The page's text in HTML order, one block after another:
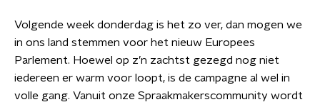
Volgende week donderdag is het zo ver, dan mogen we
in ons land stemmen voor het nieuw Europees
Parlement. Hoewel op z’n zachtst gezegd nog niet
iedereen er warm voor loopt, is de campagne al wel in
volle gang. Vanuit onze Spraakmakerscommunity wordt